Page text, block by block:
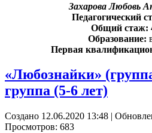
Захарова Любовь
Педагогический
Общий стаж:
Образование:
Первая
«Любознайки»
группа (5-6 лет)
Создано 12.06.2020 13:48 |
Просмотров: 683